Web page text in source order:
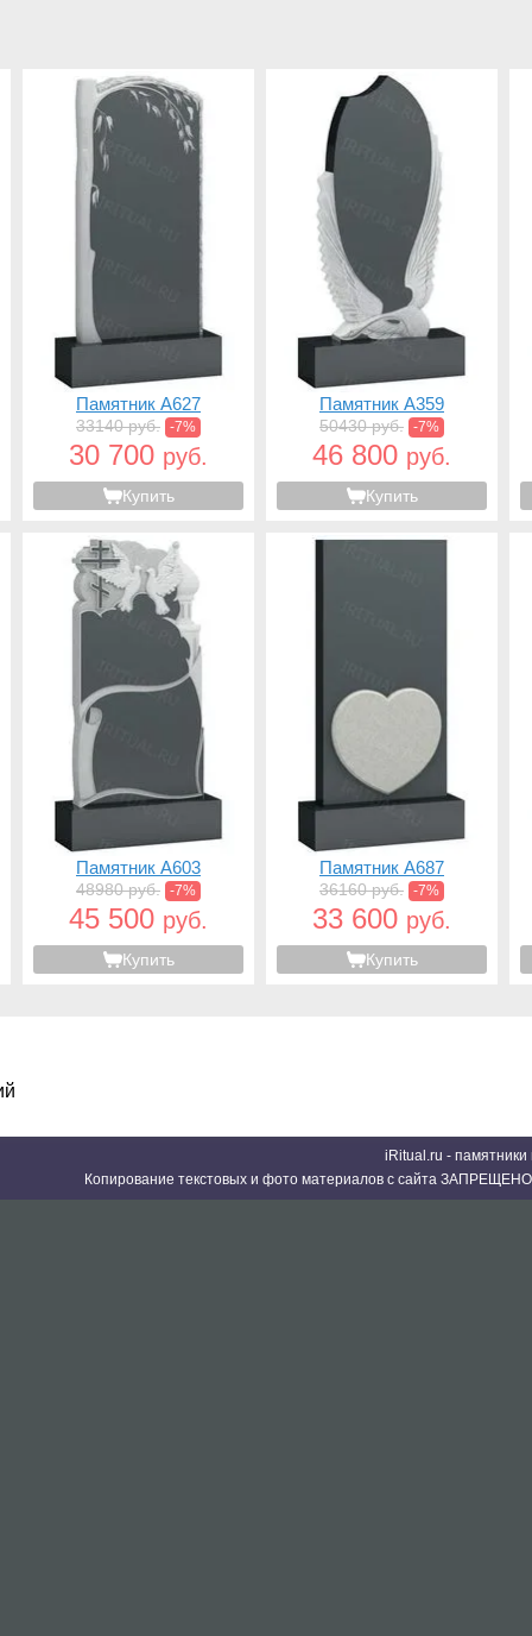
Памятник A627
33140 руб. -7%
30 700 руб.
Купить
Памятник A359
50430 руб. -7%
46 800 руб.
Купить
Памятник A603
48980 руб. -7%
45 500 руб.
Купить
Памятник A687
36160 руб. -7%
33 600 руб.
Купить
iRitual.ru -
Копирование текстовых и фото материалов с сайта